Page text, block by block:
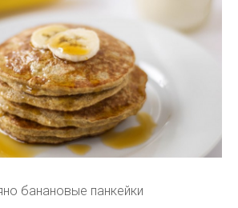
банановые панкейки